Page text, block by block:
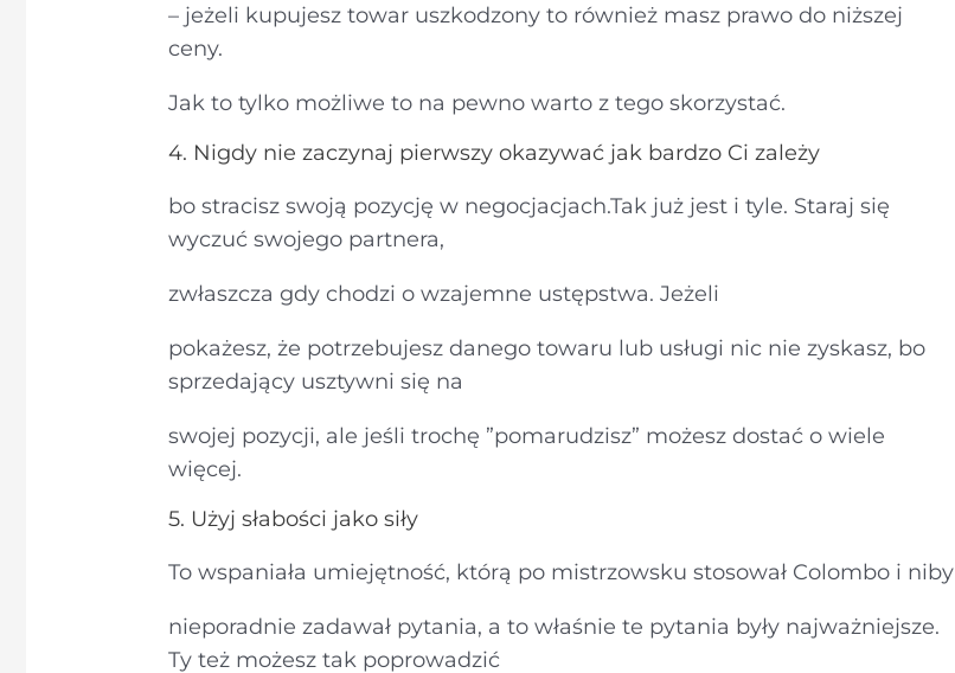
– jeżeli kupujesz towar uszkodzony to również masz prawo do niższej
ceny.
Jak to tylko możliwe to na pewno warto z tego skorzystać.
4. Nigdy nie zaczynaj pierwszy okazywać jak bardzo Ci zależy
bo stracisz swoją pozycję w negocjacjach.Tak już jest i tyle. Staraj się
wyczuć swojego partnera,
zwłaszcza gdy chodzi o wzajemne ustępstwa. Jeżeli
pokażesz, że potrzebujesz danego towaru lub usługi nic nie zyskasz, bo
sprzedający usztywni się na
swojej pozycji, ale jeśli trochę ”pomarudzisz” możesz dostać o wiele
więcej.
5. Użyj słabości jako siły
To wspaniała umiejętność, którą po mistrzowsku stosował Colombo i niby
nieporadnie zadawał pytania, a to właśnie te pytania były najważniejsze.
Ty też możesz tak poprowadzić